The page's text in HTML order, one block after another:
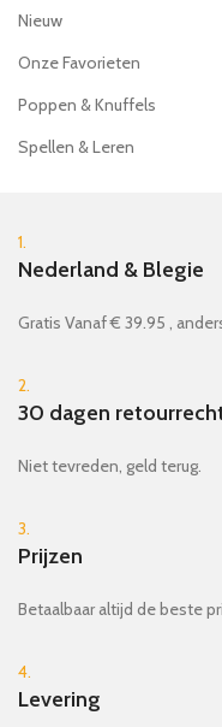
Nieuw
Onze Favorieten
Poppen & Knuffels
Spellen & Leren
1.
Nederland & Blegie
Gratis Vanaf € 39.95 ,
2.
30 dagen
Niet tevreden, geld terug.
3.
Prijzen
Betaalbaar altijd de beste
4.
Levering